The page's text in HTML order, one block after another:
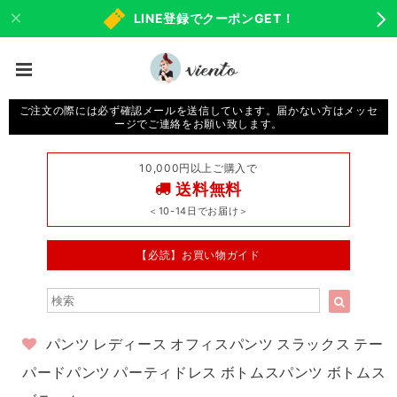
LINE登録でクーポンGET！
ご注文の際には必ず確認メールを送信しています。届かない方はメッセ
ージでご連絡をお願い致します。
10,000円以上ご購入で
送料無料
＜10-14日でお届け＞
【必読】お買い物ガイド
パンツ レディース オフィスパンツ スラックス テー
パードパンツ パーティドレス ボトムスパンツ ボトムス